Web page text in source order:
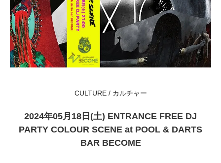
CULTURE / カルチャー
2024年05月18日(土) ENTRANCE FREE DJ
PARTY COLOUR SCENE at POOL & DARTS
BAR BECOME